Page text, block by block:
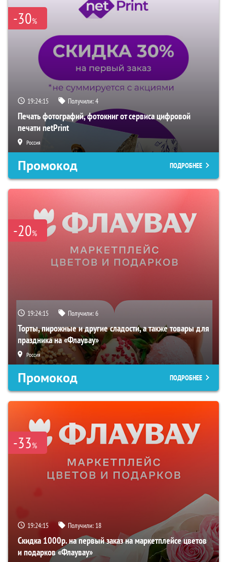
-30%
19:24:15 Получили:4
Печать фотографий, фотокниг от сервиса цифровой
печати netPrint
Россия
Промокод ПОДРОБНЕЕ
-20%
19:24:15 Получили:6
Торты, пирожные и другие сладости, а также товары для
праздника на «Флаувау»
Россия
Промокод ПОДРОБНЕЕ
-33%
19:24:15 Получили: 18
Скидка 1000р. на первый заказ на маркетплейсе цветов
и подарков «Флаувау»